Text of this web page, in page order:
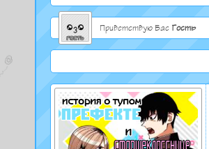
Приветствую Вас Гость